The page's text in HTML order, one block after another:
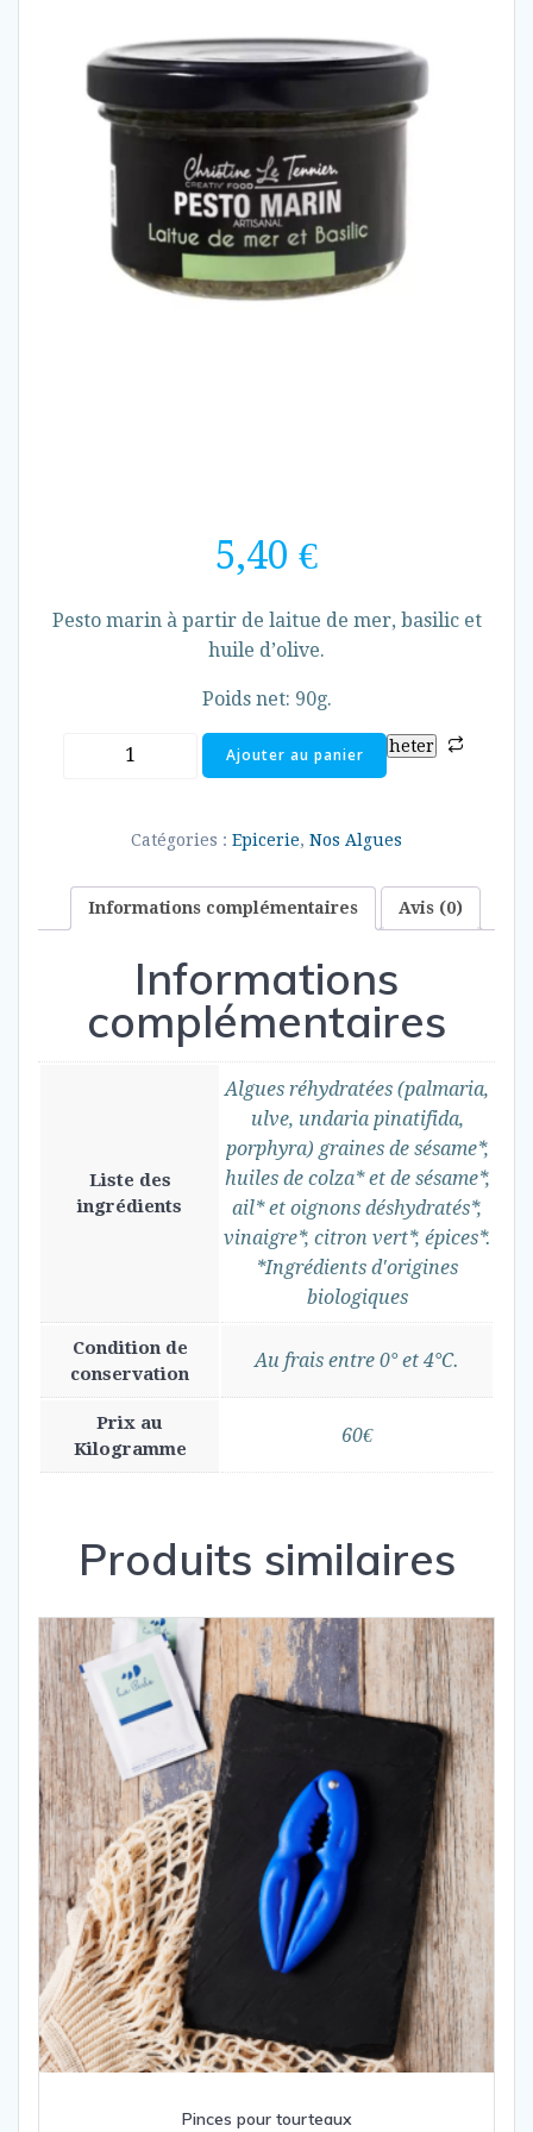
5,40 €
Pesto marin à partir de laitue de mer, basilic et
huile d’olive.
Poids net: 90g.
heter
quantité
marin
Ajouter au panier
Catégories : Epicerie, Nos Algues
Informations complémentaires Avis (0)
Informations
complémentaires
Liste des
ingrédients
Algues réhydratées (palmaria,
ulve, undaria pinatifida,
porphyra) graines de sésame*,
huiles de colza* et de sésame*,
ail* et oignons déshydratés*,
vinaigre*, citron vert*, épices*.
*Ingrédients d'origines
biologiques
Condition de
conservation
Au frais entre 0° et 4°C.
Prix au
Kilogramme
60€
Produits similaires
Pinces pour tourteaux